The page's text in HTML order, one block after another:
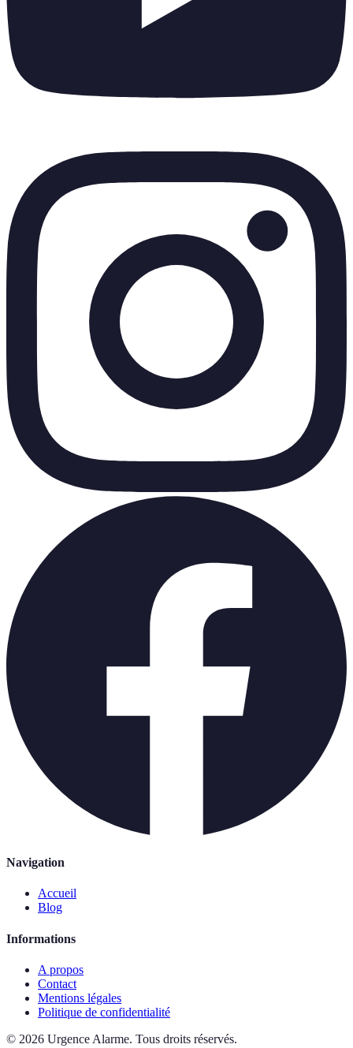
Navigation
Accueil
Blog
Informations
A propos
Contact
Mentions légales
Politique de confidentialité
© 2026 Urgence Alarme. Tous droits réservés.